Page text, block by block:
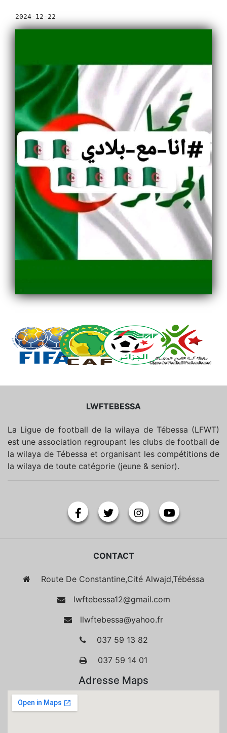
2024-12-22
LWFTEBESSA
La Ligue de football de la wilaya de Tébessa (LFWT)
est une association regroupant les clubs de football de
la wilaya de Tébessa et organisant les compétitions de
la wilaya de toute catégorie (jeune & senior).
CONTACT
Route De Constantine,Cité Alwajd,Tébéssa
lwftebessa12@gmail.com
llwftebessa@yahoo.fr
037 59 13 82
037 59 14 01
Adresse Maps